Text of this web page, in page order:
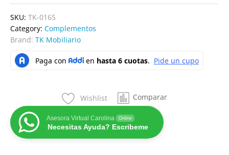
SKU: TK-0165
Category: Complementos
Brand: TK Mobiliario
Wishlist Comparar
Asesora Virtual Carolina Online
Necesitas Ayuda? Escribeme